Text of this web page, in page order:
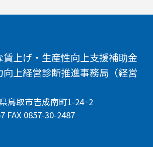
上げ・生産性向上支援補助金
向上経営診断推進事務局（経営
鳥取市吉成南町1-24−2
FAX 0857-30-2487